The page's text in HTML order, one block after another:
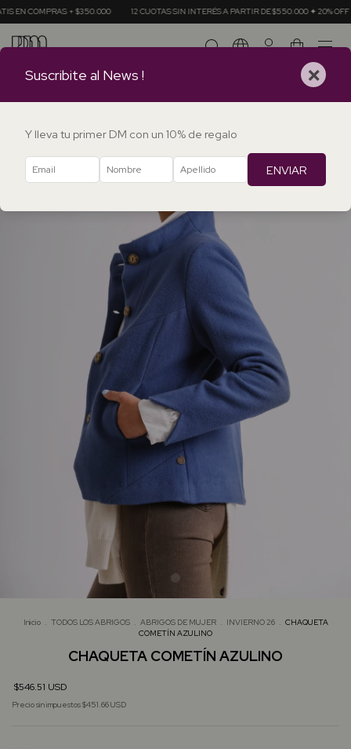
+ $350.000 12 CUOTAS SIN INTERÉS A PARTIR DE $550.000 ✦ 20% OFF EN
0
Inicio . TODOS LOS ABRIGOS . ABRIGOS DE MUJER . INVIERNO 26 . CHAQUETA
COMETÍN AZULINO
CHAQUETA COMETÍN AZULINO
$546.51 USD
Precio sin impuestos$451.66 USD
Suscribite al News ! ×
Y lleva tu primer DM con un 10% de regalo
ENVIAR